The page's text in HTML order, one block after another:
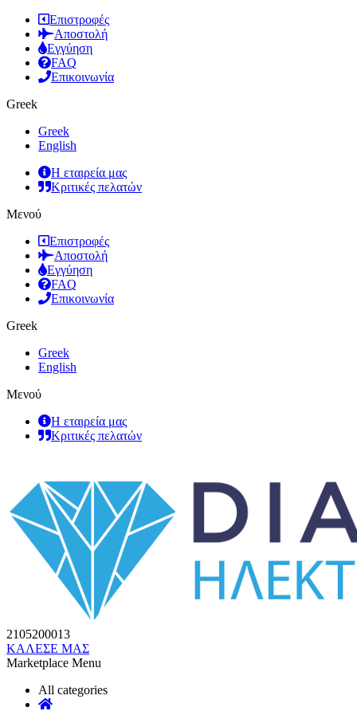
Επιστροφές
Αποστολή
Εγγύηση
FAQ
Επικοινωνία
Greek
Greek
English
Η εταιρεία μας
Κριτικές πελατών
Μενού
Επιστροφές
Αποστολή
Εγγύηση
FAQ
Επικοινωνία
Greek
Greek
English
Μενού
Η εταιρεία μας
Κριτικές πελατών
2105200013
ΚΑΛΕΣΕ ΜΑΣ
Marketplace Menu
All categories